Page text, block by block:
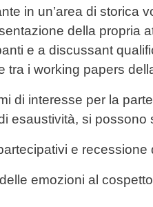
in un’area di storica
della propria
e a discussant
tra i working papers
di interesse per la
esaustività, si possono
e recessione
emozioni al